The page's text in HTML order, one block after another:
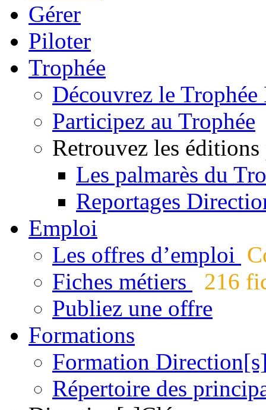
Gérer
Piloter
Trophée
Découvrez le
Participez au Trophée
Retrouvez les éditions
Les palmarès du
Reportages
Emploi
Les offres d’emploi
Fiches métiers
216
Publiez une offre
Formations
Formation
Répertoire des